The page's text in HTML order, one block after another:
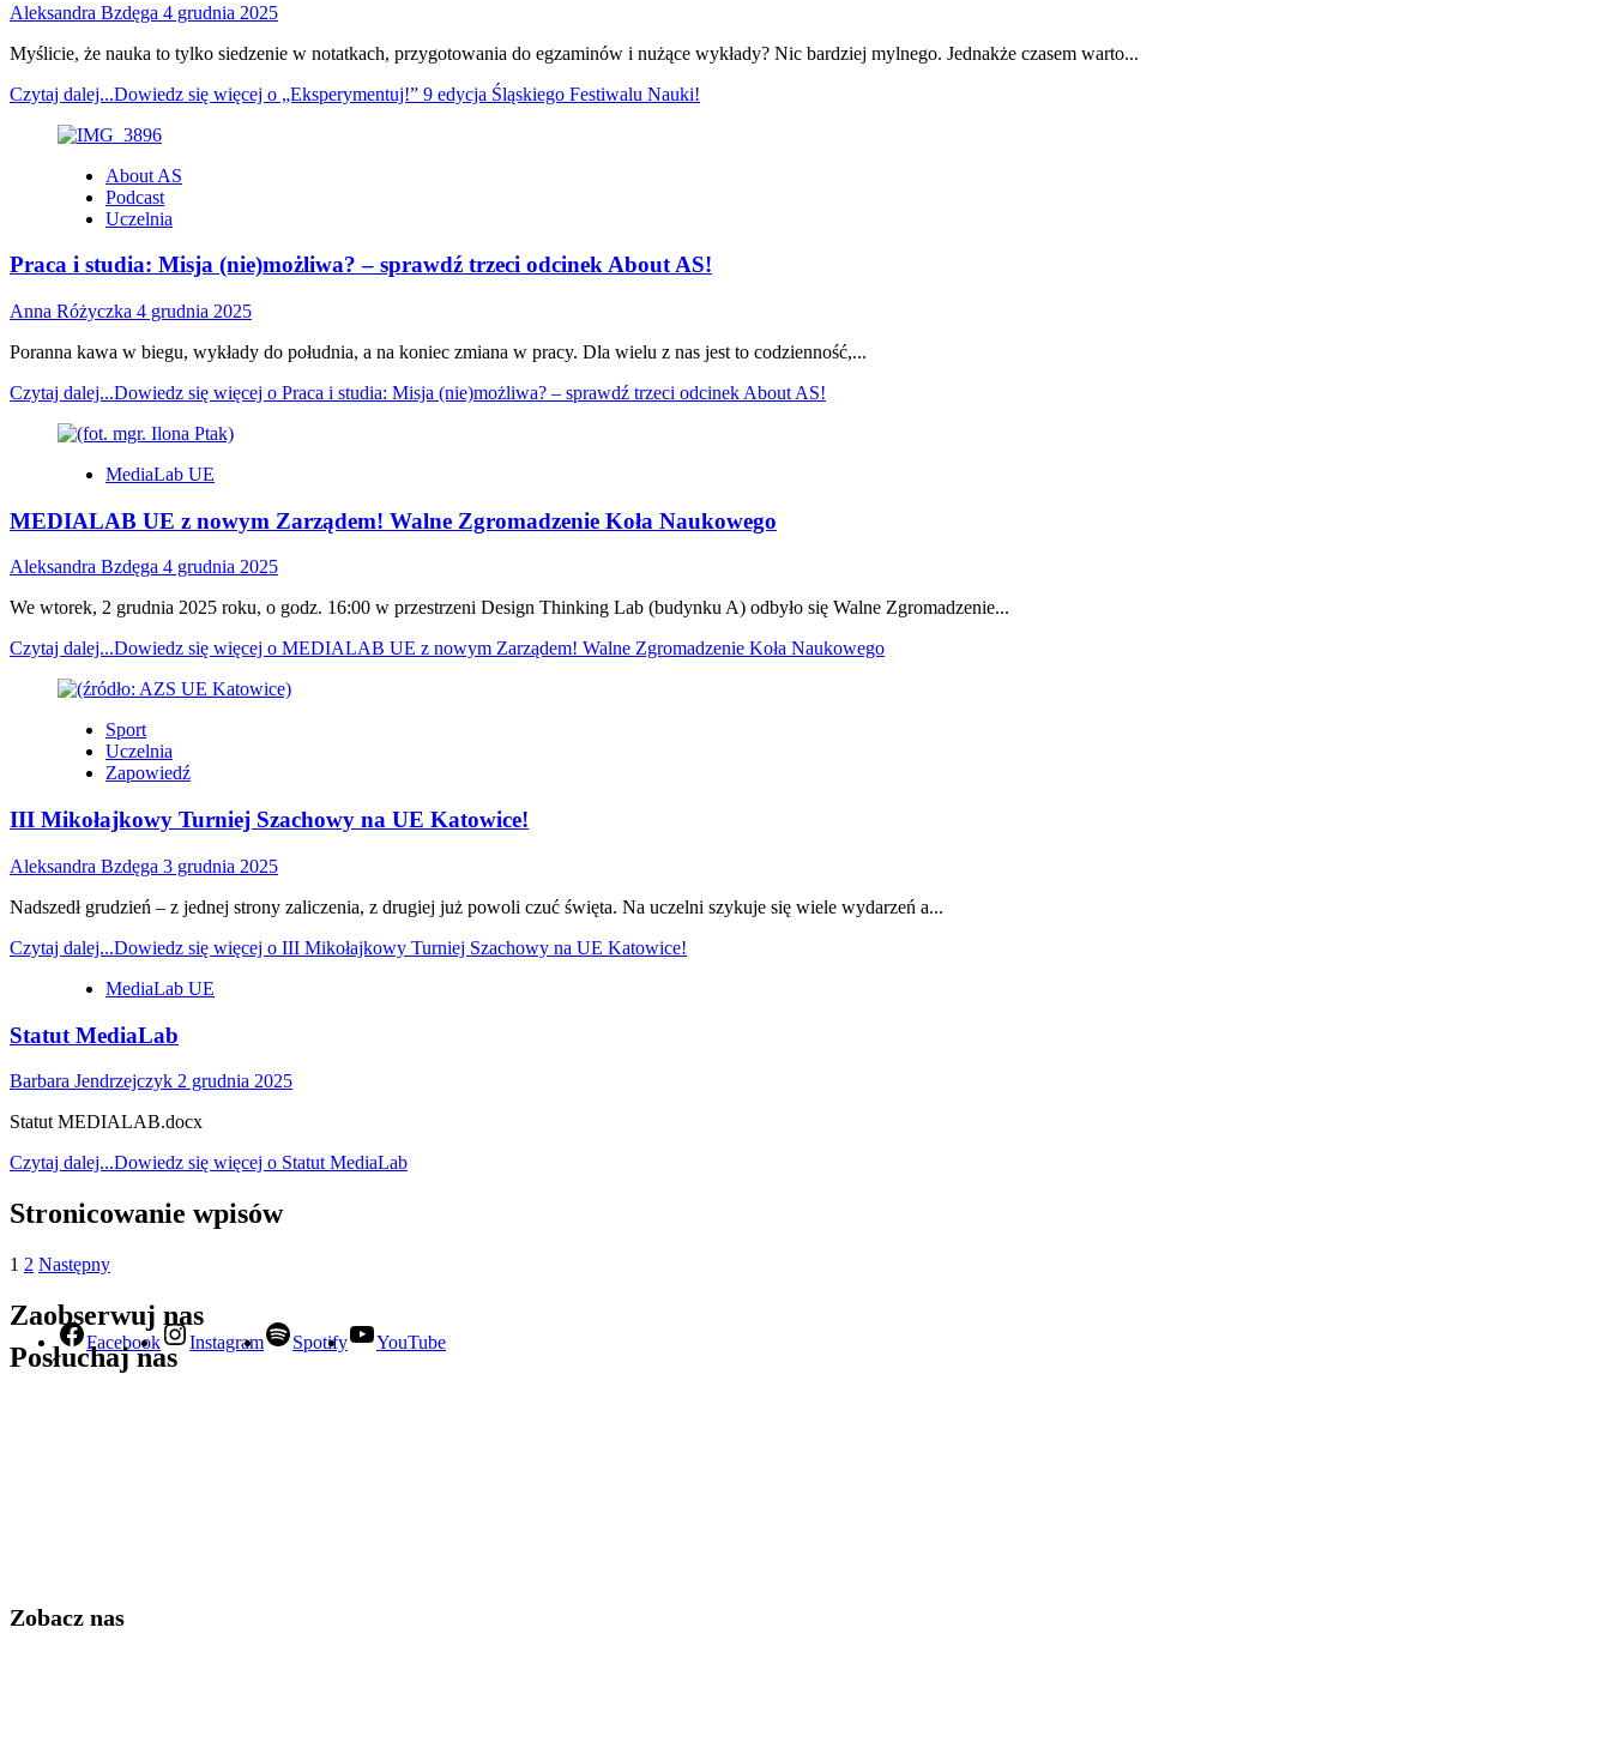
Aleksandra Bzdęga 4 grudnia 2025
Myślicie, że nauka to tylko siedzenie w notatkach, przygotowania do egzaminów i nużące wykłady? Nic bardziej mylnego. Jednakże czasem warto...
Czytaj dalej...Dowiedz się więcej o „Eksperymentuj!” 9 edycja Śląskiego Festiwalu Nauki!
About AS
Podcast
Uczelnia
Praca i studia: Misja (nie)możliwa? – sprawdź trzeci odcinek About AS!
Anna Różyczka 4 grudnia 2025
Poranna kawa w biegu, wykłady do południa, a na koniec zmiana w pracy. Dla wielu z nas jest to codzienność,...
Czytaj dalej...Dowiedz się więcej o Praca i studia: Misja (nie)możliwa? – sprawdź trzeci odcinek About AS!
MediaLab UE
MEDIALAB UE z nowym Zarządem! Walne Zgromadzenie Koła Naukowego
Aleksandra Bzdęga 4 grudnia 2025
We wtorek, 2 grudnia 2025 roku, o godz. 16:00 w przestrzeni Design Thinking Lab (budynku A) odbyło się Walne Zgromadzenie...
Czytaj dalej...Dowiedz się więcej o MEDIALAB UE z nowym Zarządem! Walne Zgromadzenie Koła Naukowego
Sport
Uczelnia
Zapowiedź
III Mikołajkowy Turniej Szachowy na UE Katowice!
Aleksandra Bzdęga 3 grudnia 2025
Nadszedł grudzień – z jednej strony zaliczenia, z drugiej już powoli czuć święta. Na uczelni szykuje się wiele wydarzeń a...
Czytaj dalej...Dowiedz się więcej o III Mikołajkowy Turniej Szachowy na UE Katowice!
MediaLab UE
Statut MediaLab
Barbara Jendrzejczyk 2 grudnia 2025
Statut MEDIALAB.docx
Czytaj dalej...Dowiedz się więcej o Statut MediaLab
Stronicowanie wpisów
1 2 Następny
Zaobserwuj nas
Facebook Instagram Spotify YouTube
Posłuchaj nas
Zobacz nas